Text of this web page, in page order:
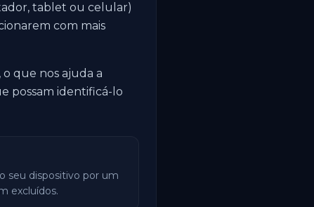
tablet ou celular)
com mais
que nos ajuda a
possam identificá-lo
seu dispositivo por um
excluídos.